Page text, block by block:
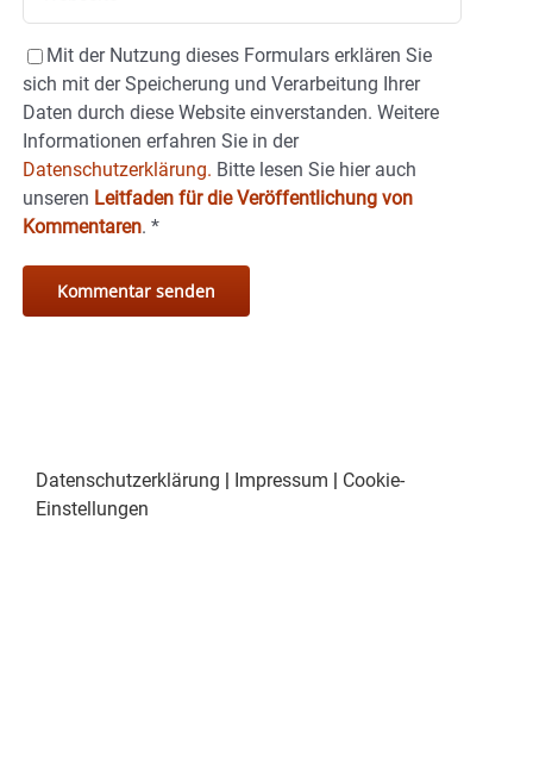
Mit der Nutzung dieses Formulars erklären Sie
sich mit der Speicherung und Verarbeitung Ihrer
Daten durch diese Website einverstanden. Weitere
Informationen erfahren Sie in der
Datenschutzerklärung. Bitte lesen Sie hier auch
unseren Leitfaden für die Veröffentlichung von
Kommentaren. *
Datenschutzerklärung | Impressum | Cookie-
Einstellungen